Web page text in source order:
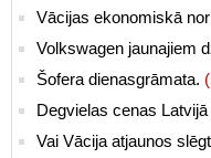
Vācijas ekonomiskā
Volkswagen jaunajiem
Šofera dienasgrāmata.
Degvielas cenas
Vai Vācija atjaunos